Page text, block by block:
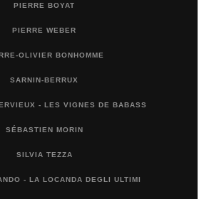
PIERRE BOYAT
PIERRE WEBER
OLIVIER BONHOMME
SARNIN-BERRUX
- LES VIGNES DE BABASS
SÉBASTIEN MORIN
SILVIA TEZZA
- LA LOCANDA DEGLI ULTIMI